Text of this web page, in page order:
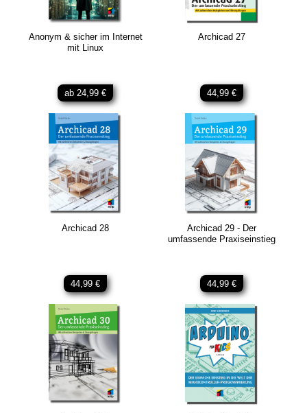
Anonym & sicher im Internet
mit Linux
ab 24,99 €
Archicad 27
44,99 €
Archicad 28
44,99 €
Archicad 29 - Der
umfassende Praxiseinstieg
44,99 €